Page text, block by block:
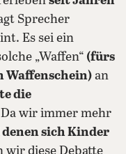
Sprecher
Es sei ein
„Waffen“ (fürs
Waffenschein) an
die
Da wir immer mehr
denen sich Kinder
wir diese Debatte